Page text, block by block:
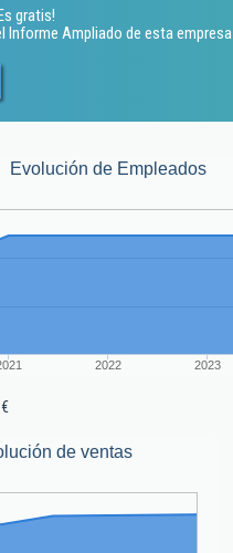
gratis!
Informe Ampliado de esta empresa
Evolución de Empleados
2022 2023
de ventas